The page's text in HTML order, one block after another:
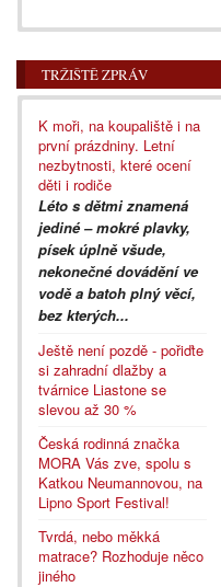
TRŽIŠTĚ ZPRÁV
K moři, na koupaliště i na
první prázdniny. Letní
nezbytnosti, které ocení
děti i rodiče
Léto s dětmi znamená
jediné – mokré plavky,
písek úplně všude,
nekonečné dovádění ve
vodě a batoh plný věcí,
bez kterých...
Ještě není pozdě - pořiďte
si zahradní dlažby a
tvárnice Liastone se
slevou až 30 %
Česká rodinná značka
MORA Vás zve, spolu s
Katkou Neumannovou, na
Lipno Sport Festival!
Tvrdá, nebo měkká
matrace? Rozhoduje něco
jiného